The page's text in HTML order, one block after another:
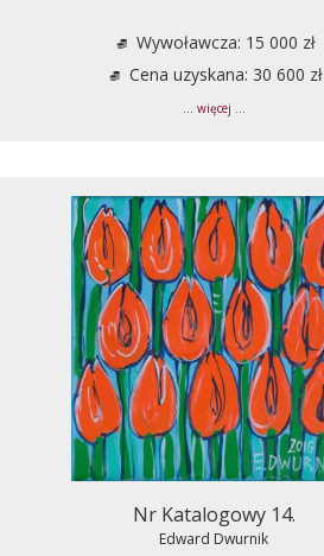
Wywoławcza: 15 000 zł
Cena uzyskana: 30 600 zł
... więcej ...
Nr Katalogowy 14.
Edward Dwurnik